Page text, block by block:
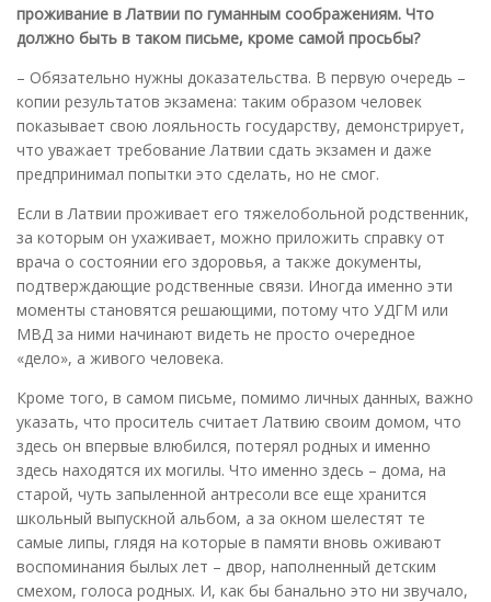
проживание в Латвии по гуманным соображениям. Что
должно быть в таком письме, кроме самой просьбы?
– Обязательно нужны доказательства. В первую очередь –
копии результатов экзамена: таким образом человек
показывает свою лояльность государству, демонстрирует,
что уважает требование Латвии сдать экзамен и даже
предпринимал попытки это сделать, но не смог.
Если в Латвии проживает его тяжелобольной родственник,
за которым он ухаживает, можно приложить справку от
врача о состоянии его здоровья, а также документы,
подтверждающие родственные связи. Иногда именно эти
моменты становятся решающими, потому что УДГМ или
МВД за ними начинают видеть не просто очередное
«дело», а живого человека.
Кроме того, в самом письме, помимо личных данных, важно
указать, что проситель считает Латвию своим домом, что
здесь он впервые влюбился, потерял родных и именно
здесь находятся их могилы. Что именно здесь – дома, на
старой, чуть запыленной антресоли все еще хранится
школьный выпускной альбом, а за окном шелестят те
самые липы, глядя на которые в памяти вновь оживают
воспоминания былых лет – двор, наполненный детским
смехом, голоса родных. И, как бы банально это ни звучало,